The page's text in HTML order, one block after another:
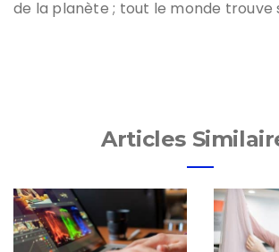
de la planète ; tout le monde trouve
Articles